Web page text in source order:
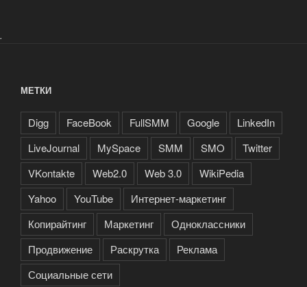
.
МЕТКИ
Digg FaceBook FullSMM Google
LinkedIn
LiveJournal
MySpace SMM SMO
Twitter
VKontakte
Web2.0 Web 3.0
WikiPedia
Yahoo
YouTube
Интернет-маркетинг
Копирайтинг
Маркетинг
Одноклассники
Продвижение
Раскрутка
Реклама
Социальные сети